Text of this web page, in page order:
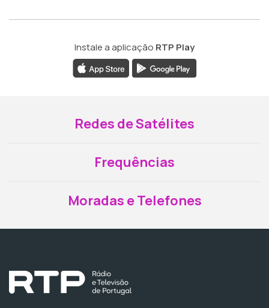
Instale a aplicação RTP Play
Redes de Satélites
Frequências
Moradas e Telefones